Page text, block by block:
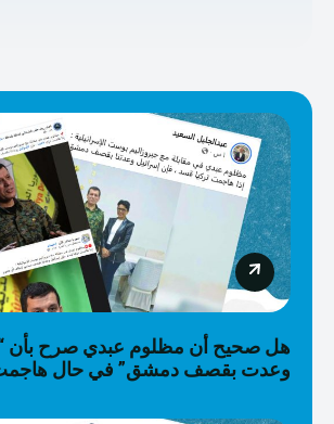
هل صحيح أن مظلوم عبدي صرح بأن
وعدت بقصف دمشق” في حال هاجمت